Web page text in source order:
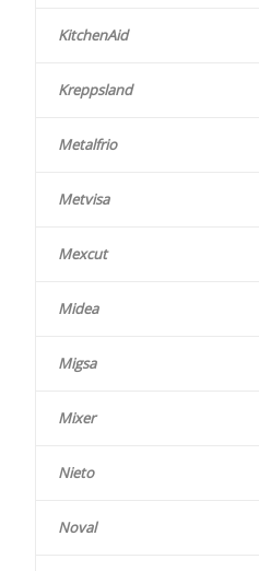
KitchenAid
Kreppsland
Metalfrio
Metvisa
Mexcut
Midea
Migsa
Mixer
Nieto
Noval